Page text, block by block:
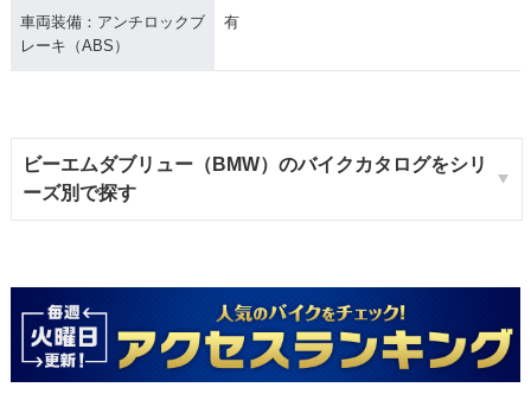
車両装備：アンチロックブ
レーキ（ABS）
有
ビーエムダブリュー（BMW）のバイクカタログをシリ
ーズ別で探す